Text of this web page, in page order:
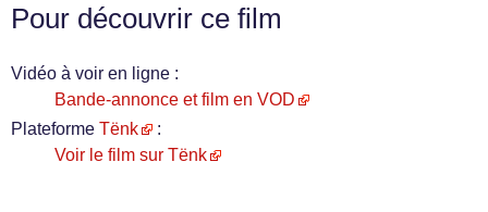
Pour découvrir ce film
Vidéo à voir en ligne :
Bande-annonce et film en VOD
Plateforme Tënk
:
Voir le film sur Tënk